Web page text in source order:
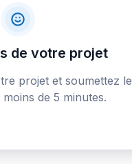
de votre projet
projet et soumettez le
de 5 minutes.